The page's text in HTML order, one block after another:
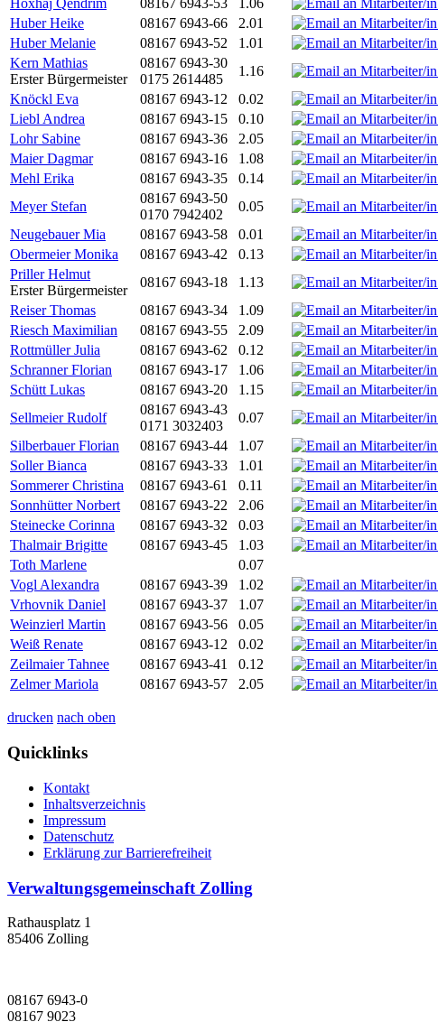
Hoxhaj Qendrim
08167 6943-53 1.06
Huber Heike
08167 6943-66 2.01
Huber Melanie
08167 6943-52 1.01
Kern Mathias
Erster Bürgermeister
08167 6943-30
0175 2614485
1.16
Knöckl Eva
08167 6943-12 0.02
Liebl Andrea
08167 6943-15 0.10
Lohr Sabine
08167 6943-36 2.05
Maier Dagmar
08167 6943-16 1.08
Mehl Erika
08167 6943-35 0.14
Meyer Stefan
08167 6943-50
0170 7942402
0.05
Neugebauer Mia
08167 6943-58 0.01
Obermeier Monika
08167 6943-42 0.13
Priller Helmut
Erster Bürgermeister
08167 6943-18 1.13
Reiser Thomas
08167 6943-34 1.09
Riesch Maximilian
08167 6943-55 2.09
Rottmüller Julia
08167 6943-62 0.12
Schranner Florian
08167 6943-17 1.06
Schütt Lukas
08167 6943-20 1.15
Sellmeier Rudolf
08167 6943-43
0171 3032403
0.07
Silberbauer Florian
08167 6943-44 1.07
Soller Bianca
08167 6943-33 1.01
Sommerer Christina
08167 6943-61 0.11
Sonnhütter Norbert
08167 6943-22 2.06
Steinecke Corinna
08167 6943-32 0.03
Thalmair Brigitte
08167 6943-45 1.03
Toth Marlene
0.07
Vogl Alexandra
08167 6943-39 1.02
Vrhovnik Daniel
08167 6943-37 1.07
Weinzierl Martin
08167 6943-56 0.05
Weiß Renate
08167 6943-12 0.02
Zeilmaier Tahnee
08167 6943-41 0.12
Zelmer Mariola
08167 6943-57 2.05
drucken nach oben
Quicklinks
Kontakt
Inhaltsverzeichnis
Impressum
Datenschutz
Erklärung zur Barrierefreiheit
Verwaltungsgemeinschaft Zolling
Rathausplatz 1
85406 Zolling
08167 6943-0
08167 9023